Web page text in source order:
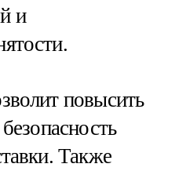
и
повысить
Также